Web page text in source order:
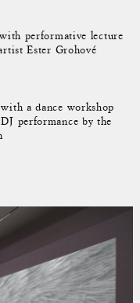
performative lecture
Ester Grohové
a dance workshop
performance by the